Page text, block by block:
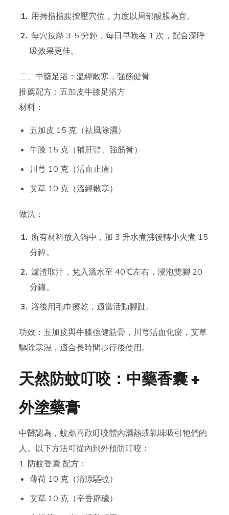
用拇指指腹按壓穴位，力度以局部酸脹為宜。
每穴按壓 3-5 分鐘，每日早晚各 1 次，配合深呼
吸效果更佳。
二、中藥足浴：溫經散寒，強筋健骨
推薦配方：五加皮牛膝足浴方
材料：
五加皮 15 克（祛風除濕）
牛膝 15 克（補肝腎、強筋骨）
川芎 10 克（活血止痛）
艾草 10 克（溫經散寒）
做法：
所有材料放入鍋中，加 3 升水煮沸後轉小火煮 15
分鐘。
濾渣取汁，兌入溫水至 40℃左右，浸泡雙腳 20
分鐘。
浴後用毛巾擦乾，適當活動腳趾。
功效：五加皮與牛膝強健筋骨，川芎活血化瘀，艾草
驅除寒濕，適合長時間步行後使用。
天然防蚊叮咬：中藥香囊 +
外塗藥膏
中醫認為，蚊蟲喜歡叮咬體內濕熱或氣味吸引牠們的
人。以下方法可從內到外預防叮咬：
1. 防蚊香囊 配方：
薄荷 10 克（清涼驅蚊）
艾草 10 克（辛香辟穢）